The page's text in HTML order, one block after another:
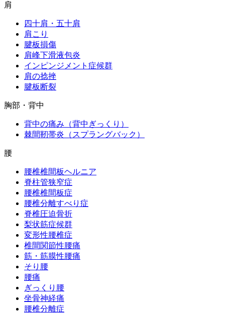
肩
四十肩・五十肩
肩こり
腱板損傷
肩峰下滑液包炎
インピンジメント症候群
肩の捻挫
腱板断裂
胸部・背中
背中の痛み（背中ぎっくり）
棘間靭帯炎（スプラングバック）
腰
腰椎椎間板ヘルニア
脊柱管狭窄症
腰椎椎間板症
腰椎分離すべり症
脊椎圧迫骨折
梨状筋症候群
変形性腰椎症
椎間関節性腰痛
筋・筋膜性腰痛
そり腰
腰痛
ぎっくり腰
坐骨神経痛
腰椎分離症